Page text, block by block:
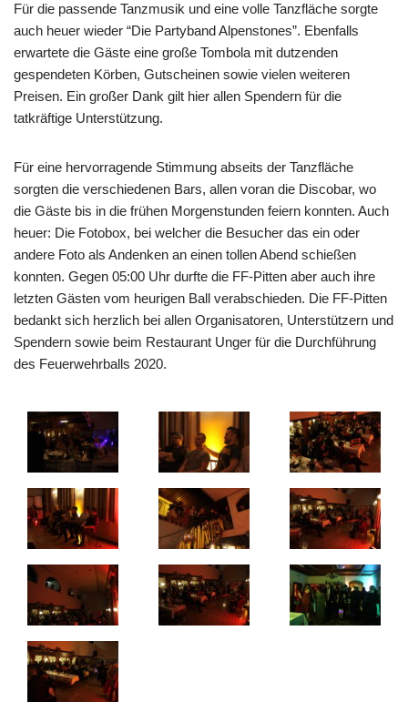
Für die passende Tanzmusik und eine volle Tanzfläche sorgte
auch heuer wieder “Die Partyband Alpenstones”. Ebenfalls
erwartete die Gäste eine große Tombola mit dutzenden
gespendeten Körben, Gutscheinen sowie vielen weiteren
Preisen. Ein großer Dank gilt hier allen Spendern für die
tatkräftige Unterstützung.
Für eine hervorragende Stimmung abseits der Tanzfläche
sorgten die verschiedenen Bars, allen voran die Discobar, wo
die Gäste bis in die frühen Morgenstunden feiern konnten. Auch
heuer: Die Fotobox, bei welcher die Besucher das ein oder
andere Foto als Andenken an einen tollen Abend schießen
konnten. Gegen 05:00 Uhr durfte die FF-Pitten aber auch ihre
letzten Gästen vom heurigen Ball verabschieden. Die FF-Pitten
bedankt sich herzlich bei allen Organisatoren, Unterstützern und
Spendern sowie beim Restaurant Unger für die Durchführung
des Feuerwehrballs 2020.